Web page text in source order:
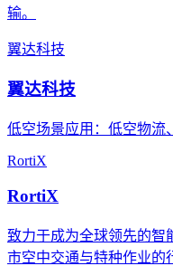
输。
翼达科技
翼达科技
低空场景应用：低空物流
RortiX
RortiX
致力于成为全球领先的智
市空中交通与特种作业的